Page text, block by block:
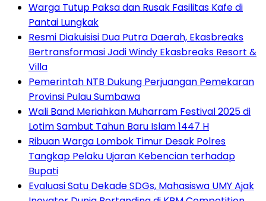
Warga Tutup Paksa dan Rusak Fasilitas Kafe di
Pantai Lungkak
Resmi Diakuisisi Dua Putra Daerah, Ekasbreaks
Bertransformasi Jadi Windy Ekasbreaks Resort &
Villa
Pemerintah NTB Dukung Perjuangan Pemekaran
Provinsi Pulau Sumbawa
Wali Band Meriahkan Muharram Festival 2025 di
Lotim Sambut Tahun Baru Islam 1447 H
Ribuan Warga Lombok Timur Desak Polres
Tangkap Pelaku Ujaran Kebencian terhadap
Bupati
Evaluasi Satu Dekade SDGs, Mahasiswa UMY Ajak